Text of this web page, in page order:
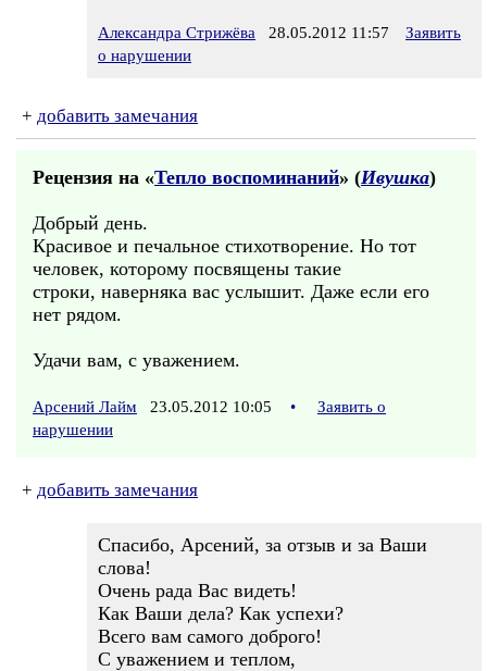
Александра Стрижёва 28.05.2012 11:57
Заявить
о нарушении
+ добавить замечания
Рецензия на «Тепло воспоминаний» (Ивушка)
Добрый день.
Красивое и печальное стихотворение. Но тот
человек, которому посвящены такие
строки, наверняка вас услышит. Даже если его
нет рядом.
Удачи вам, с уважением.
Арсений Лайм 23.05.2012 10:05 •
Заявить о
нарушении
+ добавить замечания
Спасибо, Арсений, за отзыв и за Ваши
слова!
Очень рада Вас видеть!
Как Ваши дела? Как успехи?
Всего вам самого доброго!
С уважением и теплом,